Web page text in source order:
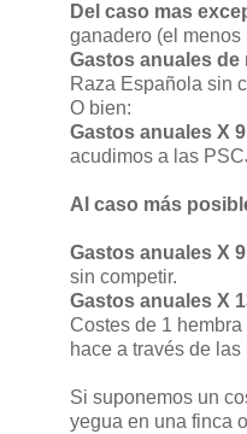
Del caso mas
ganadero (el menos
Gastos anuales de
Raza Española sin
O bien:
Gastos anuales X
acudimos a las
Al caso más
Gastos anuales X 9
sin competir.
Gastos anuales X
Costes de 1
hace a través de las
Si suponemos un
yegua en una finca